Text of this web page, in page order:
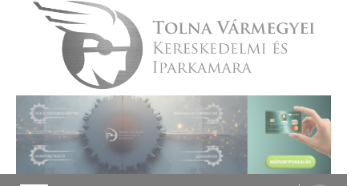
Tolna Vármegyei Kereskedelmi és
Iparkamara